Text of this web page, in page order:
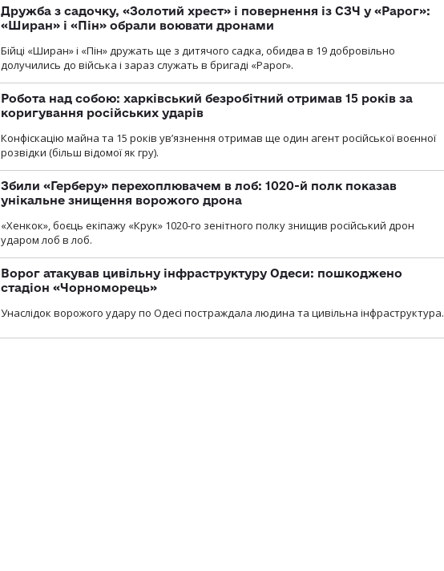
Дружба з садочку, «Золотий хрест» і повернення із СЗЧ у «Рарог»:
«Ширан» і «Пін» обрали воювати дронами
Бійці «Ширан» і «Пін» дружать ще з дитячого садка, обидва в 19 добровільно
долучились до війська і зараз служать в бригаді «Рарог».
Робота над собою: харківський безробітний отримав 15 років за
коригування російських ударів
Конфіскацію майна та 15 років увʼязнення отримав ще один агент російської воєнної
розвідки (більш відомої як гру).
Збили «Герберу» перехоплювачем в лоб: 1020-й полк показав
унікальне знищення ворожого дрона
«Хенкок», боєць екіпажу «Крук» 1020-го зенітного полку знищив російський дрон
ударом лоб в лоб.
Ворог атакував цивільну інфраструктуру Одеси: пошкоджено
стадіон «Чорноморець»
Унаслідок ворожого удару по Одесі постраждала людина та цивільна інфраструктура.